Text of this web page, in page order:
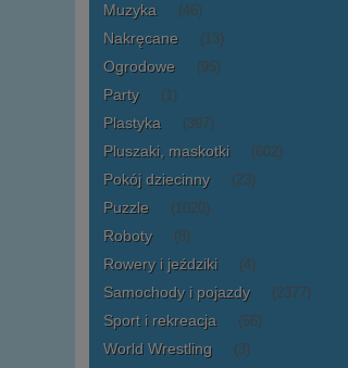
Muzyka (46)
Nakręcane (13)
Ogrodowe (95)
Party (1)
Plastyka (397)
Pluszaki, maskotki (602)
Pokój dziecinny (23)
Puzzle (1020)
Roboty (8)
Rowery i jeździki (4)
Samochody i pojazdy (2377)
Sport i rekreacja (56)
World Wrestling (3)